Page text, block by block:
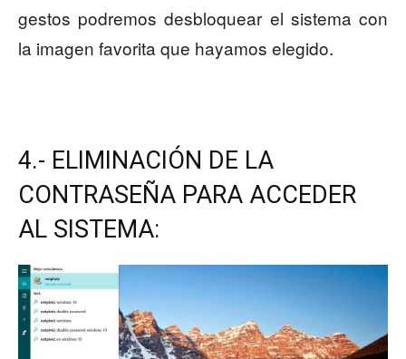
gestos podremos desbloquear el sistema con
la imagen favorita que hayamos elegido.
4.- ELIMINACIÓN DE LA
CONTRASEÑA PARA ACCEDER
AL SISTEMA: